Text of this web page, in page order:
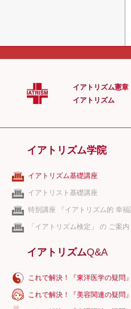
イアトリズム憲章
イアトリズム
イアトリズム学院
イアトリズム基礎講座
イアトリスト基礎講座
特別講座 『イアトリズム的 幸福
「イアトリズム検定」 の ご案内
イアトリズムQ&A
これで解決！『東洋医学の疑問』
これで解決！『美容関連の疑問』